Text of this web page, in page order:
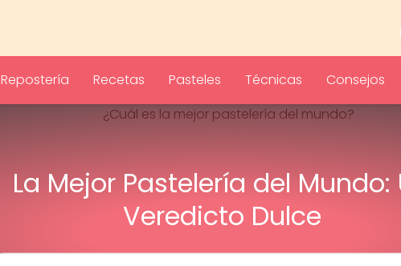
Repostería Recetas Pasteles Técnicas Consejos
La Mejor Pastelería del Mundo:
Veredicto Dulce